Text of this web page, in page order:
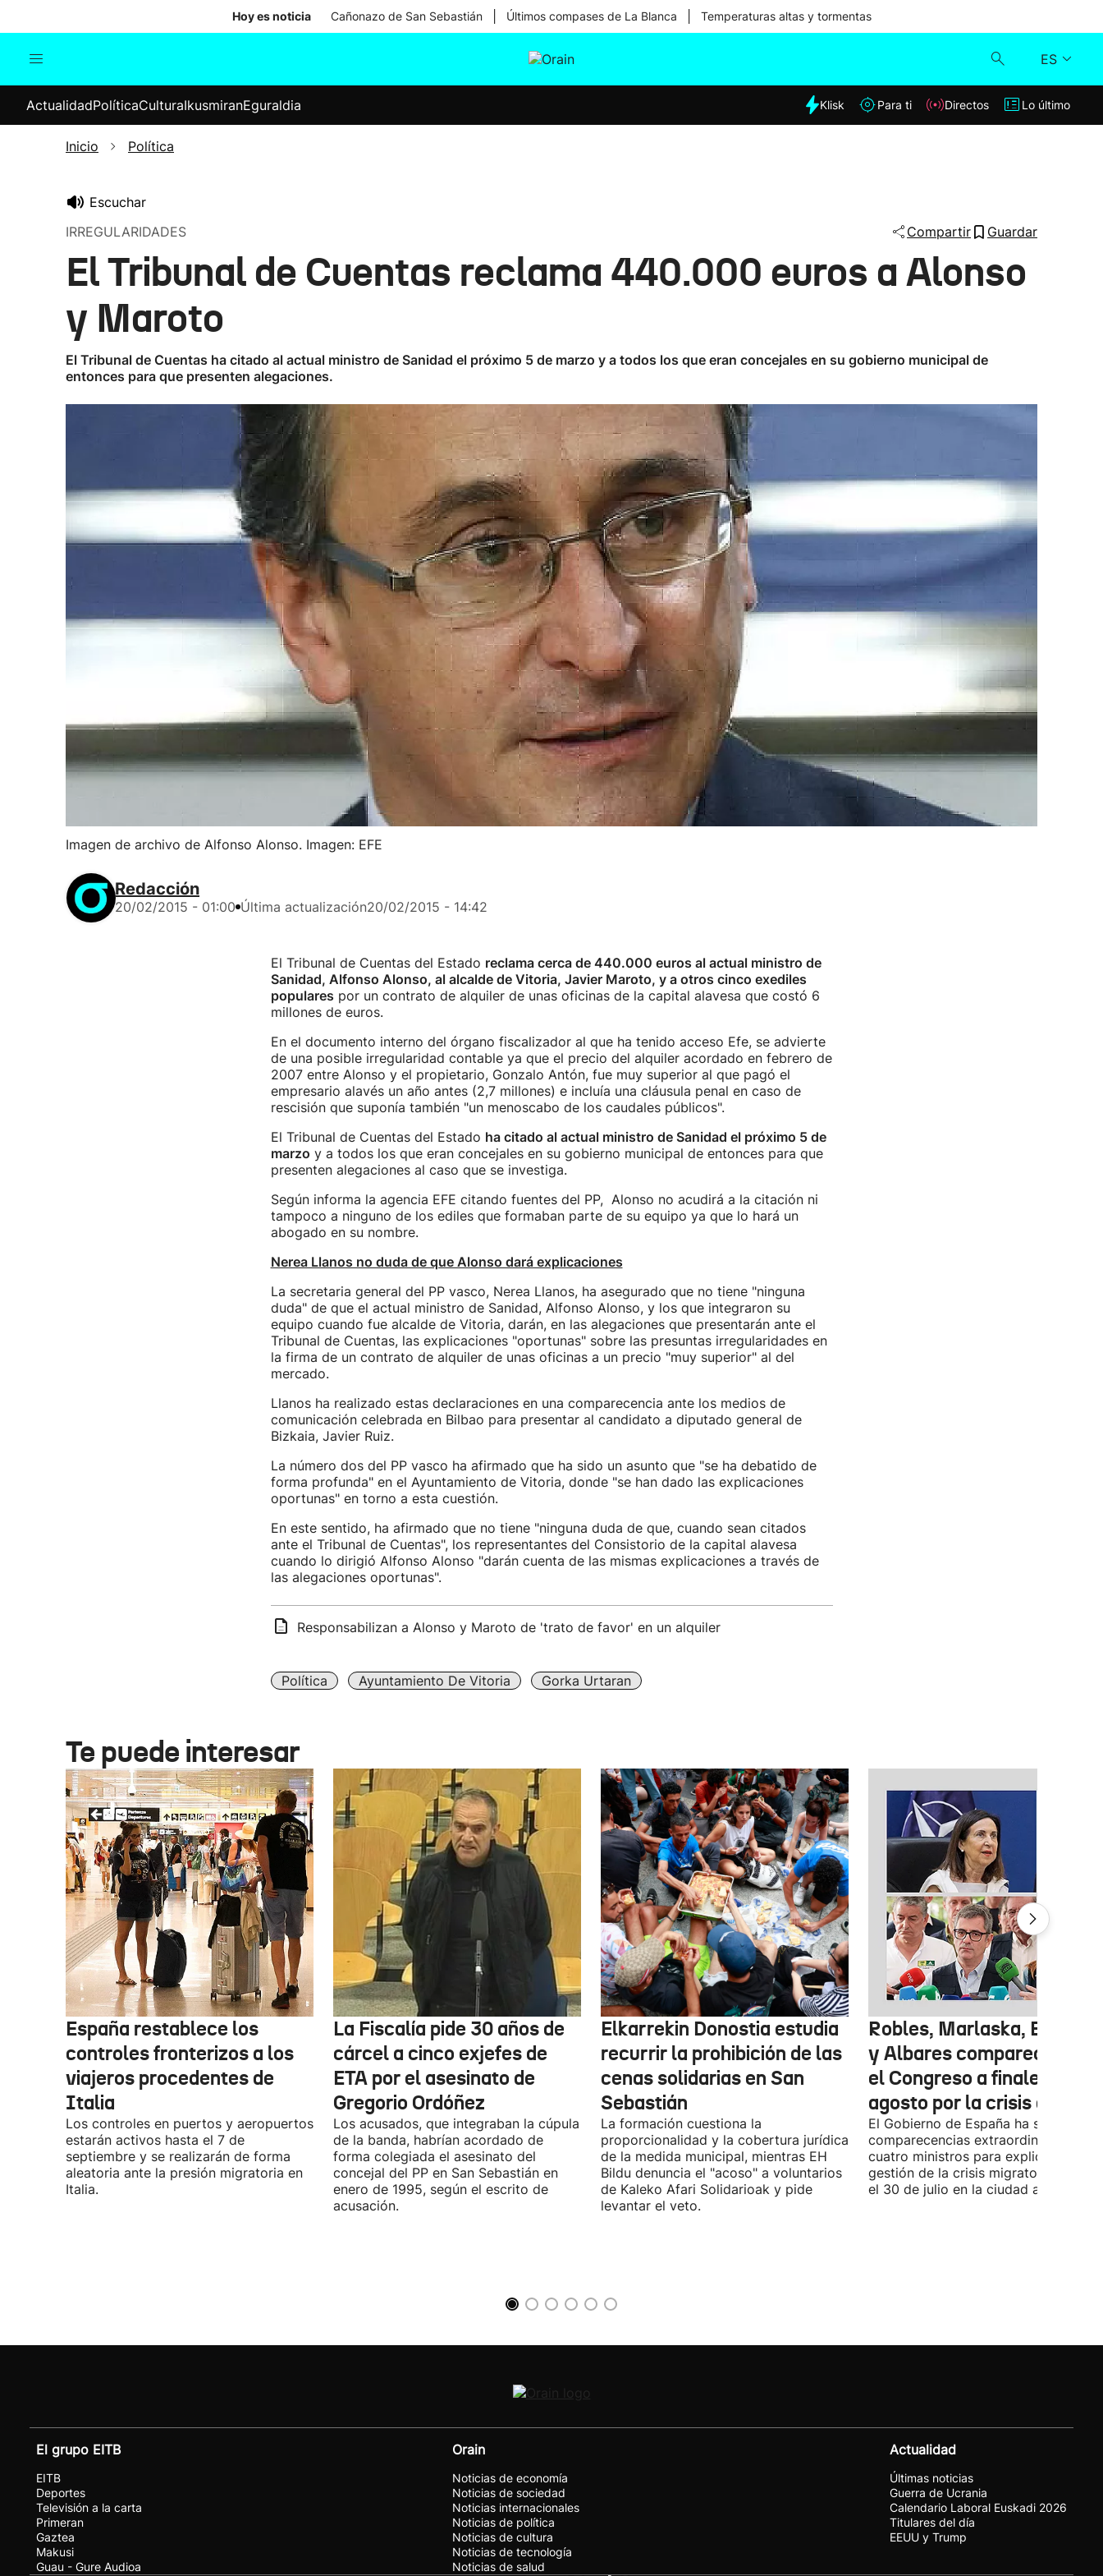
Hoy es noticia Cañonazo de San Sebastián Últimos compases de La Blanca Temperaturas altas y tormentas
ES
Internacional
Elecciones
Klisk
Lo último
ActualidadPolíticaCulturaIkusmiranEguraldia Klisk Para ti Directos Lo último
Inicio Política
Escuchar
IRREGULARIDADES
Compartir Guardar
El Tribunal de Cuentas reclama 440.000 euros a Alonso
y Maroto
El Tribunal de Cuentas ha citado al actual ministro de Sanidad el próximo 5 de marzo y a todos los que eran concejales en su gobierno municipal de
entonces para que presenten alegaciones.
Imagen de archivo de Alfonso Alonso. Imagen: EFE
Redacción
20/02/2015 - 01:00 Última actualización20/02/2015 - 14:42
El Tribunal de Cuentas del Estado reclama cerca de 440.000 euros al actual ministro de
Sanidad, Alfonso Alonso, al alcalde de Vitoria, Javier Maroto, y a otros cinco exediles
populares por un contrato de alquiler de unas oficinas de la capital alavesa que costó 6
millones de euros.
En el documento interno del órgano fiscalizador al que ha tenido acceso Efe, se advierte
de una posible irregularidad contable ya que el precio del alquiler acordado en febrero de
2007 entre Alonso y el propietario, Gonzalo Antón, fue muy superior al que pagó el
empresario alavés un año antes (2,7 millones) e incluía una cláusula penal en caso de
rescisión que suponía también "un menoscabo de los caudales públicos".
El Tribunal de Cuentas del Estado ha citado al actual ministro de Sanidad el próximo 5 de
marzo y a todos los que eran concejales en su gobierno municipal de entonces para que
presenten alegaciones al caso que se investiga.
Según informa la agencia EFE citando fuentes del PP, Alonso no acudirá a la citación ni
tampoco a ninguno de los ediles que formaban parte de su equipo ya que lo hará un
abogado en su nombre.
Nerea Llanos no duda de que Alonso dará explicaciones
La secretaria general del PP vasco, Nerea Llanos, ha asegurado que no tiene "ninguna
duda" de que el actual ministro de Sanidad, Alfonso Alonso, y los que integraron su
equipo cuando fue alcalde de Vitoria, darán, en las alegaciones que presentarán ante el
Tribunal de Cuentas, las explicaciones "oportunas" sobre las presuntas irregularidades en
la firma de un contrato de alquiler de unas oficinas a un precio "muy superior" al del
mercado.
Llanos ha realizado estas declaraciones en una comparecencia ante los medios de
comunicación celebrada en Bilbao para presentar al candidato a diputado general de
Bizkaia, Javier Ruiz.
La número dos del PP vasco ha afirmado que ha sido un asunto que "se ha debatido de
forma profunda" en el Ayuntamiento de Vitoria, donde "se han dado las explicaciones
oportunas" en torno a esta cuestión.
En este sentido, ha afirmado que no tiene "ninguna duda de que, cuando sean citados
ante el Tribunal de Cuentas", los representantes del Consistorio de la capital alavesa
cuando lo dirigió Alfonso Alonso "darán cuenta de las mismas explicaciones a través de
las alegaciones oportunas".
Responsabilizan a Alonso y Maroto de 'trato de favor' en un alquiler
Política Ayuntamiento De Vitoria Gorka Urtaran
Te puede interesar
España restablece los
controles fronterizos a los
viajeros procedentes de
Italia
Los controles en puertos y aeropuertos
estarán activos hasta el 7 de
septiembre y se realizarán de forma
aleatoria ante la presión migratoria en
Italia.
La Fiscalía pide 30 años de
cárcel a cinco exjefes de
ETA por el asesinato de
Gregorio Ordóñez
Los acusados, que integraban la cúpula
de la banda, habrían acordado de
forma colegiada el asesinato del
concejal del PP en San Sebastián en
enero de 1995, según el escrito de
acusación.
Elkarrekin Donostia estudia
recurrir la prohibición de las
cenas solidarias en San
Sebastián
La formación cuestiona la
proporcionalidad y la cobertura jurídica
de la medida municipal, mientras EH
Bildu denuncia el "acoso" a voluntarios
de Kaleko Afari Solidarioak y pide
levantar el veto.
Robles, Marlaska, Bolaños
y Albares comparecerán
el Congreso a finales de
agosto por la crisis de
El Gobierno de España ha solicitado
comparecencias extraordinarias de
cuatro ministros para explicar la
gestión de la crisis migratoria
el 30 de julio en la ciudad autónoma.
El grupo EITB
EITB
Deportes
Televisión a la carta
Primeran
Gaztea
Makusi
Guau - Gure Audioa
Orain
Noticias de economía
Noticias de sociedad
Noticias internacionales
Noticias de política
Noticias de cultura
Noticias de tecnología
Noticias de salud
Actualidad
Últimas noticias
Guerra de Ucrania
Calendario Laboral Euskadi 2026
Titulares del día
EEUU y Trump